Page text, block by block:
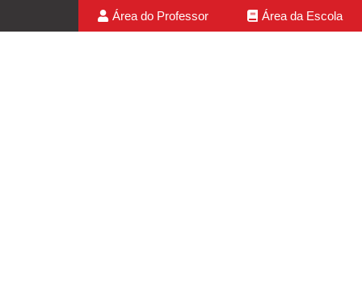
Área do Professor Área da Escola